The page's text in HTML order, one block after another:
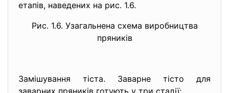
етапів, наведених на рис. 1.6.
Рис. 1.6. Узагальнена схема виробництва
пряників
Замішування тіста. Заварне тісто для
заварних пряників готують у три стадії: